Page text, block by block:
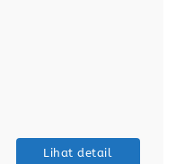
Lihat detail